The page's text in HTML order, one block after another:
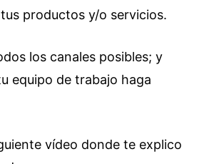
productos y/o servicios.
los canales posibles; y
equipo de trabajo haga
vídeo donde te explico